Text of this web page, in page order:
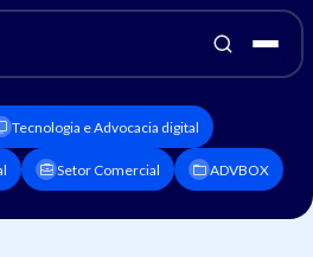
Tecnologia e Advocacia digital
Setor Comercial ADVBOX